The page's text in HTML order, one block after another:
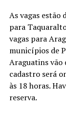
As vagas estão
para
vagas para
municípios de
Araguatins vão
cadastro será
às 18 horas.
reserva.